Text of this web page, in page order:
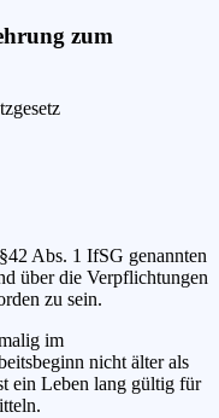
zum
Abs. 1 IfSG genannten
über die Verpflichtungen
zu sein.
im
nicht älter als
ein Leben lang gültig für